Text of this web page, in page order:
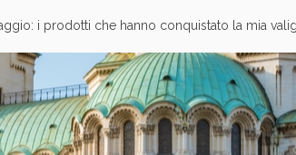
Eolie e a Pantelleria!
in campeggio con i bambini: come trovare
PRATICI Assicurazione viaggio estate 2026:
CONSIGLI PRATICI Cosmetici solidi